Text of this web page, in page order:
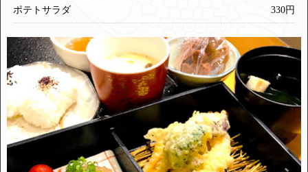
ポテトサラダ 330円